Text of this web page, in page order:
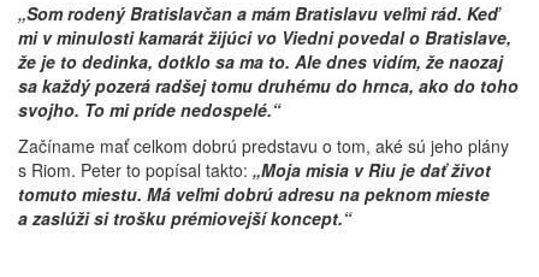
„Som rodený Bratislavčan a mám Bratislavu veľmi rád. Keď
mi v minulosti kamarát žijúci vo Viedni povedal o Bratislave,
že je to dedinka, dotklo sa ma to. Ale dnes vidím, že naozaj
sa každý pozerá radšej tomu druhému do hrnca, ako do toho
svojho. To mi príde nedospelé.“
Začíname mať celkom dobrú predstavu o tom, aké sú jeho plány
s Riom. Peter to popísal takto: „Moja misia v Riu je dať život
tomuto miestu. Má veľmi dobrú adresu na peknom mieste
a zaslúži si trošku prémiovejší koncept.“